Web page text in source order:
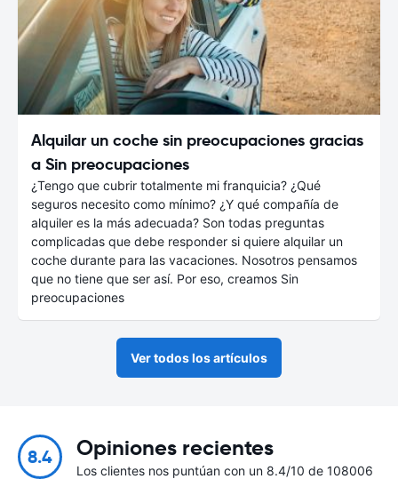
Alquilar un coche sin preocupaciones gracias
a Sin preocupaciones
¿Tengo que cubrir totalmente mi franquicia? ¿Qué
seguros necesito como mínimo? ¿Y qué compañía de
alquiler es la más adecuada? Son todas preguntas
complicadas que debe responder si quiere alquilar un
coche durante para las vacaciones. Nosotros pensamos
que no tiene que ser así. Por eso, creamos Sin
preocupaciones
Ver todos los artículos
8.4 Opiniones recientes
Los clientes nos puntúan con un 8.4/10 de 108006